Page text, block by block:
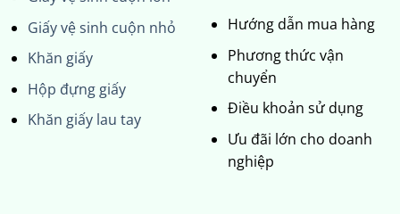
Giấy vệ sinh cuộn nhỏ
Khăn giấy
Hộp đựng giấy
Khăn giấy lau tay
Hướng dẫn mua hàng
Phương thức vận
chuyển
Điều khoản sử dụng
Ưu đãi lớn cho doanh
nghiệp